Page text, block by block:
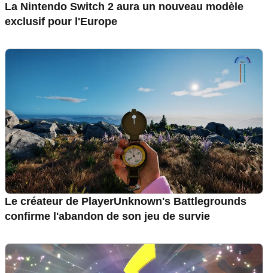
La Nintendo Switch 2 aura un nouveau modèle
exclusif pour l'Europe
Le créateur de PlayerUnknown's Battlegrounds
confirme l'abandon de son jeu de survie